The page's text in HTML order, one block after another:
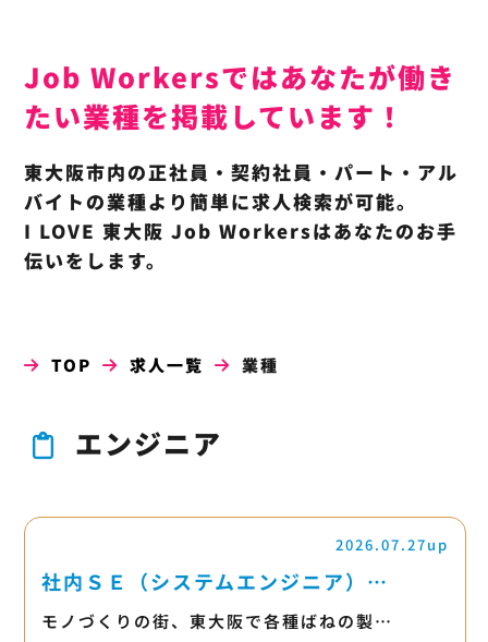
Job Workersではあなたが働き
たい業種を掲載しています！
東大阪市内の正社員・契約社員・パート・アル
バイトの業種より簡単に求人検索が可能。
I LOVE 東大阪 Job Workersはあなたのお手
伝いをします。
TOP 求人一覧 業種
エンジニア
2026.07.27up
社内ＳＥ（システムエンジニア）…
モノづくりの街、東大阪で各種ばねの製…